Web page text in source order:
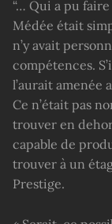
“… Qui a pu
Médée était
n’y avait
compétences.
l’aurait amenée
Ce n’était pas
trouver en
capable de
trouver à un
Prestige.